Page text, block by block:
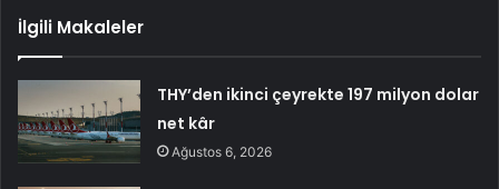
İlgili Makaleler
THY’den ikinci çeyrekte 197 milyon dolar
net kâr
Ağustos 6, 2026